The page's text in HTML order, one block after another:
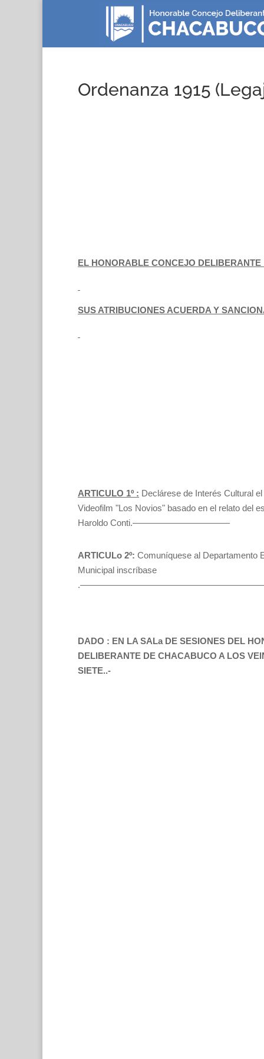
Ordenanza 1915
EL HONORABLE CONCEJO
SUS ATRIBUCIONES ACUERDA Y
ARTICULO 1º : Declárese de Interés Cultural el
Videofilm "Los Novios" basado en el relato del
Haroldo Conti.———————————
ARTICULo 2º: Comuníquese al Departamento
Municipal inscríbase
DADO : EN LA SALa DE SESIONES DEL
DELIBERANTE DE CHACABUCO A LOS
SIETE..-